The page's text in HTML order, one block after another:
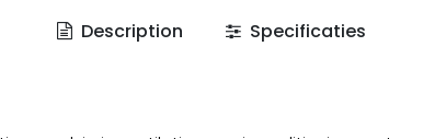
Description Specificaties